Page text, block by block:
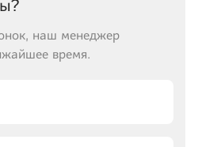
наш менеджер
время.